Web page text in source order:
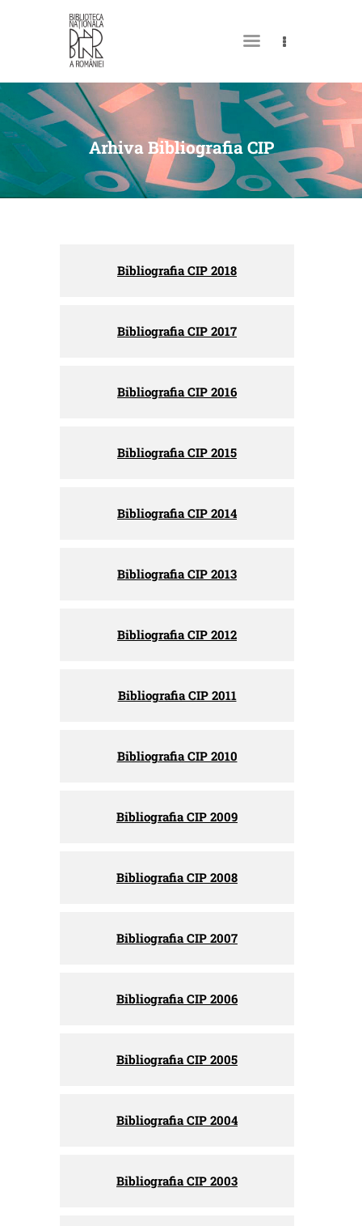
Arhiva Bibliografia CIP
MY LIBRARY CARD
Bibliografia CIP 2018
Bibliografia CIP 2017
Bibliografia CIP 2016
Bibliografia CIP 2015
Bibliografia CIP 2014
Bibliografia CIP 2013
Bibliografia CIP 2012
Bibliografia CIP 2011
Bibliografia CIP 2010
Bibliografia CIP 2009
Bibliografia CIP 2008
Bibliografia CIP 2007
Bibliografia CIP 2006
Bibliografia CIP 2005
Bibliografia CIP 2004
Bibliografia CIP 2003